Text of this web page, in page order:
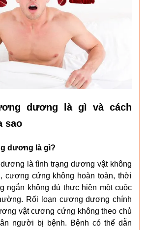
dương là gì và cách
sao
dương là gì?
là tình trạng dương vật không
cương cứng không hoàn toàn, thời
ngắn không đủ thực hiện một cuộc
Rối loạn cương dương chính
vật cương cứng không theo chủ
người bị bệnh. Bệnh có thể dẫn